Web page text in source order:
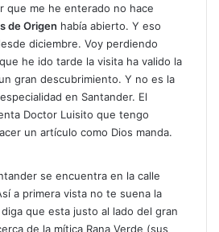
que me he enterado no hace
de Origen había abierto. Y eso
diciembre. Voy perdiendo
he ido tarde la visita ha valido la
gran descubrimiento. Y no es la
en Santander. El
Doctor Luisito que tengo
un artículo como Dios manda.
se encuentra en la calle
a primera vista no te suena la
que esta justo al lado del gran
de la mítica Rana Verde (sus